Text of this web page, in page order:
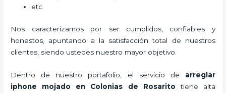
etc
Nos caracterizamos por ser cumplidos, confiables y
honestos, apuntando a la satisfacción total de nuestros
clientes, siendo ustedes nuestro mayor objetivo.
Dentro de nuestro portafolio, el servicio de arreglar
iphone mojado en Colonias de Rosarito tiene alta